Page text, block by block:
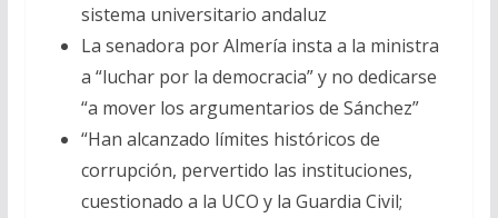
sistema universitario andaluz
La senadora por Almería insta a la ministra
a “luchar por la democracia” y no dedicarse
“a mover los argumentarios de Sánchez”
“Han alcanzado límites históricos de
corrupción, pervertido las instituciones,
cuestionado a la UCO y la Guardia Civil;